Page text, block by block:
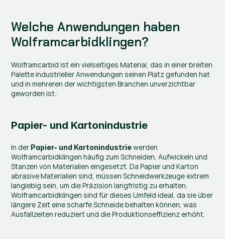
Welche Anwendungen haben
Wolframcarbidklingen?
Wolframcarbid ist ein vielseitiges Material, das in einer breiten
Palette industrieller Anwendungen seinen Platz gefunden hat
und in mehreren der wichtigsten Branchen unverzichtbar
geworden ist:
Papier- und Kartonindustrie
In der Papier- und Kartonindustrie werden
Wolframcarbidklingen häufig zum Schneiden, Aufwickeln und
Stanzen von Materialien eingesetzt. Da Papier und Karton
abrasive Materialien sind, müssen Schneidwerkzeuge extrem
langlebig sein, um die Präzision langfristig zu erhalten.
Wolframcarbidklingen sind für dieses Umfeld ideal, da sie über
längere Zeit eine scharfe Schneide behalten können, was
Ausfallzeiten reduziert und die Produktionseffizienz erhöht.